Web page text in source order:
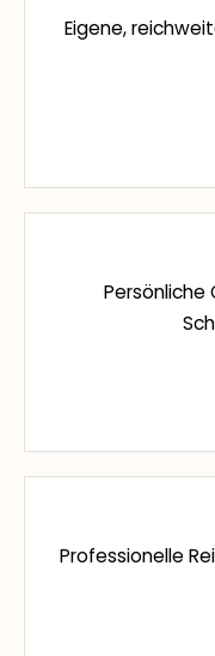
Eigene,
Professionelle